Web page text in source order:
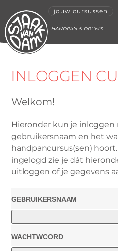
jouw cursussen
HANDPAN & DRUMS
INLOGGEN
Welkom!
Hieronder kun je inloggen
gebruikersnaam en het
handpancursus(sen) hoort.
ingelogd zie je dát
uitloggen of je gegevens
GEBRUIKERSNAAM
WACHTWOORD